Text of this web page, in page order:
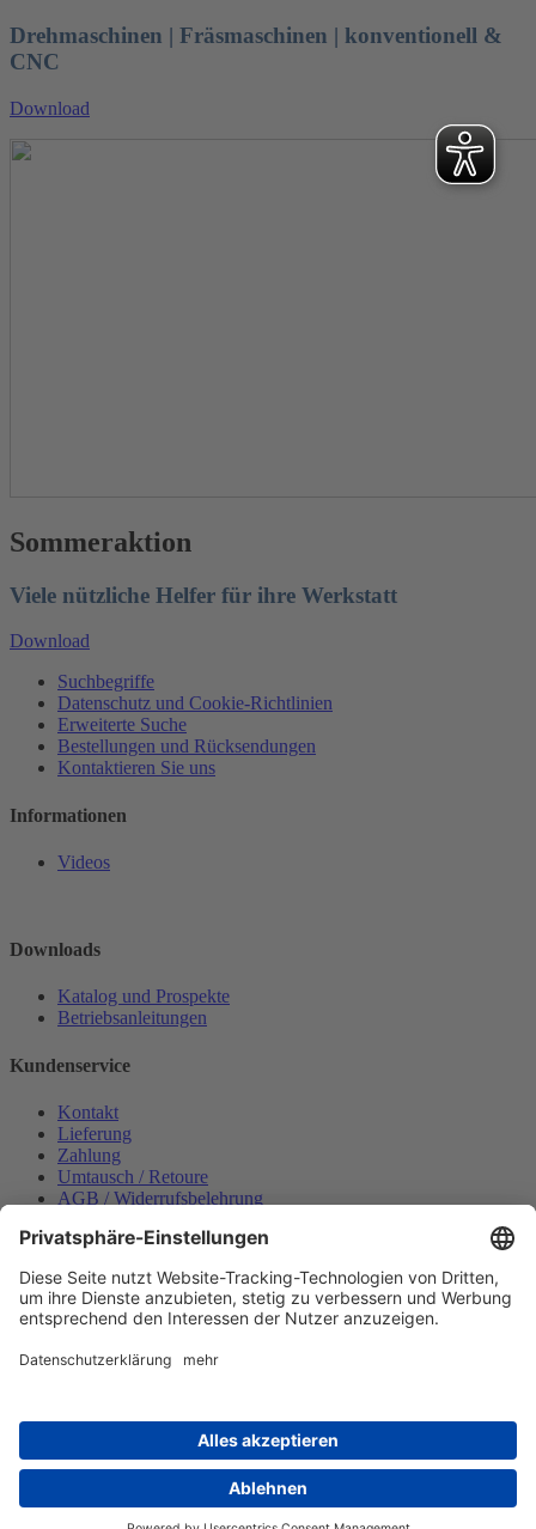
Drehmaschinen | Fräsmaschinen | konventionell &
CNC
Download
Sommeraktion
Viele nützliche Helfer für ihre Werkstatt
Download
Suchbegriffe
Datenschutz und Cookie-Richtlinien
Erweiterte Suche
Bestellungen und Rücksendungen
Kontaktieren Sie uns
Informationen
Videos
Downloads
Katalog und Prospekte
Betriebsanleitungen
Kundenservice
Kontakt
Lieferung
Zahlung
Umtausch / Retoure
AGB / Widerrufsbelehrung
Datenschutzerklärung
Bestellung widerrufen
Mein konto
Zahlungsmöglichkeiten